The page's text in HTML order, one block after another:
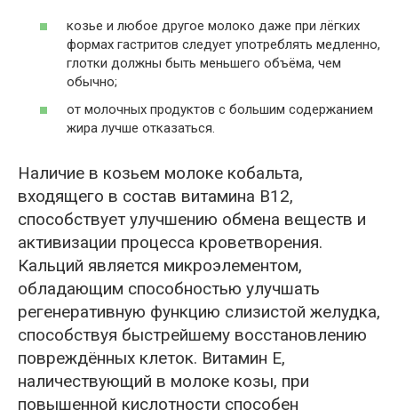
козье и любое другое молоко даже при лёгких
формах гастритов следует употреблять медленно,
глотки должны быть меньшего объёма, чем
обычно;
от молочных продуктов с большим содержанием
жира лучше отказаться.
Наличие в козьем молоке кобальта,
входящего в состав витамина В12,
способствует улучшению обмена веществ и
активизации процесса кроветворения.
Кальций является микроэлементом,
обладающим способностью улучшать
регенеративную функцию слизистой желудка,
способствуя быстрейшему восстановлению
повреждённых клеток. Витамин Е,
наличествующий в молоке козы, при
повышенной кислотности способен